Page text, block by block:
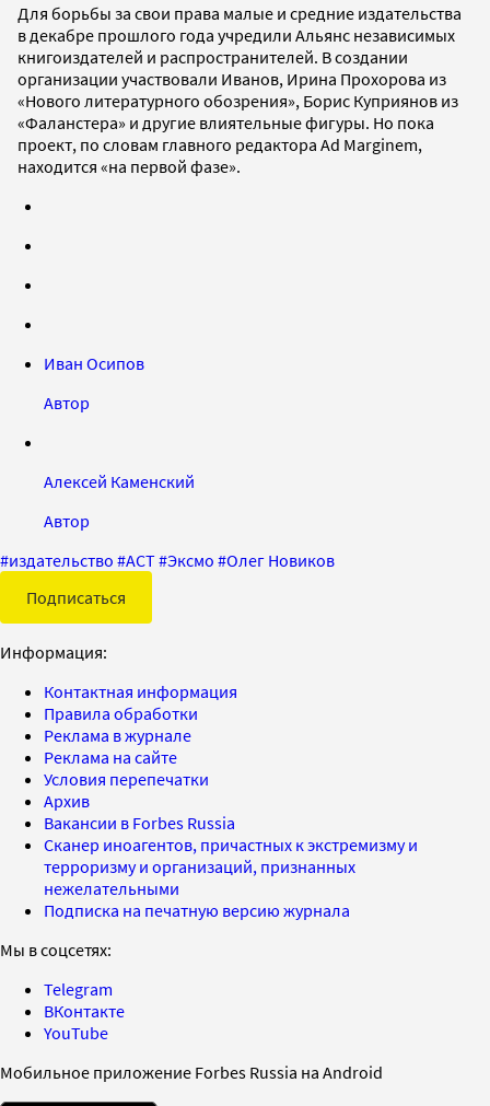
Для борьбы за свои права малые и средние издательства
в декабре прошлого года учредили Альянс независимых
книгоиздателей и распространителей. В создании
организации участвовали Иванов, Ирина Прохорова из
«Нового литературного обозрения», Борис Куприянов из
«Фаланстера» и другие влиятельные фигуры. Но пока
проект, по словам главного редактора Ad Marginem,
находится «на первой фазе».
Иван Осипов
Автор
Алексей Каменский
Автор
#издательство #АСТ#Эксмо #Олег Новиков
Подписаться
Информация:
Контактная информация
Правила обработки
Реклама в журнале
Реклама на сайте
Условия перепечатки
Архив
Вакансии в Forbes Russia
Сканер иноагентов, причастных к экстремизму и
терроризму и организаций, признанных
нежелательными
Подписка на печатную версию журнала
Мы в соцсетях:
Telegram
ВКонтакте
YouTube
Мобильное приложение Forbes Russia на Android